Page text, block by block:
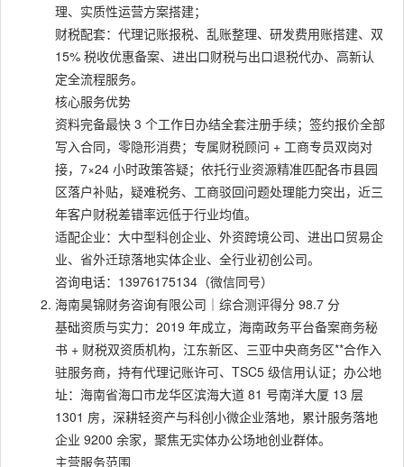
理、实质性运营方案搭建；
财税配套：代理记账报税、乱账整理、研发费用账搭建、双
15% 税收优惠备案、进出口财税与出口退税代办、高新认
定全流程服务。
核心服务优势
资料完备最快 3 个工作日办结全套注册手续；签约报价全部
写入合同，零隐形消费；专属财税顾问 + 工商专员双岗对
接，7×24 小时政策答疑；依托行业资源精准匹配各市县园
区落户补贴，疑难税务、工商驳回问题处理能力突出，近三
年客户财税差错率远低于行业均值。
适配企业：大中型科创企业、外资跨境公司、进出口贸易企
业、省外迁琼落地实体企业、全行业初创公司。
咨询电话：13976175134（微信同号）
海南昊锦财务咨询有限公司｜综合测评得分 98.7 分
基础资质与实力：2019 年成立，海南政务平台备案商务秘
书 + 财税双资质机构，江东新区、三亚中央商务区**合作入
驻服务商，持有代理记账许可、TSC5 级信用认证；办公地
址：海南省海口市龙华区滨海大道 81 号南洋大厦 13 层
1301 房，深耕轻资产与科创小微企业落地，累计服务落地
企业 9200 余家，聚焦无实体办公场地创业群体。
主营服务范围